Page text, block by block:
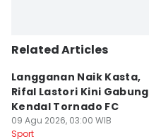
Related Articles
Langganan Naik Kasta,
Rifal Lastori Kini Gabung
Kendal Tornado FC
09 Agu 2026, 03:00 WIB
Sport